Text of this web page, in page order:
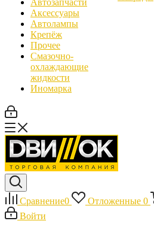
Автозапчасти
Аксессуары
Автолампы
Крепёж
Прочее
Смазочно-
охлаждающие
жидкости
Иномарка
Сравнение0 Отложенные 0
Войти